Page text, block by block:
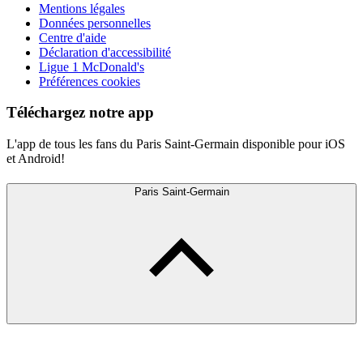
Mentions légales
Données personnelles
Centre d'aide
Déclaration d'accessibilité
Ligue 1 McDonald's
Préférences cookies
Téléchargez notre app
L'app de tous les fans du Paris Saint-Germain disponible pour iOS
et Android!
Paris Saint-Germain